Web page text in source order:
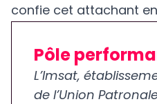
confie cet attachant
Pôle
L’Imsat,
de l’Union